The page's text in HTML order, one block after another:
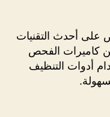
على أحدث التقنيات
كاميرات الفحص
أدوات التنظيف